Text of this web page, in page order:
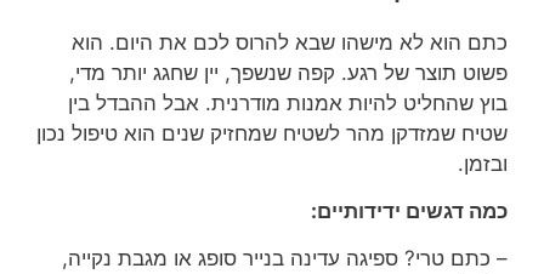
כתם הוא לא מישהו שבא להרוס לכם את היום. הוא
פשוט תוצר של רגע. קפה שנשפך, יין שחגג יותר מדי,
בוץ שהחליט להיות אמנות מודרנית. אבל ההבדל בין
שטיח שמזדקן מהר לשטיח שמחזיק שנים הוא טיפול נכון
ובזמן.
כמה דגשים ידידותיים:
– כתם טרי? ספיגה עדינה בנייר סופג או מגבת נקייה,